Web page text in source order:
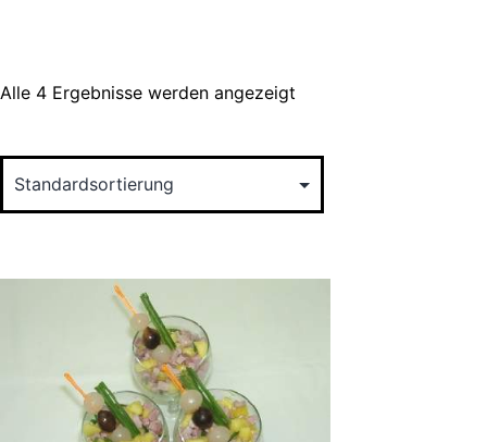
Alle 4 Ergebnisse werden angezeigt